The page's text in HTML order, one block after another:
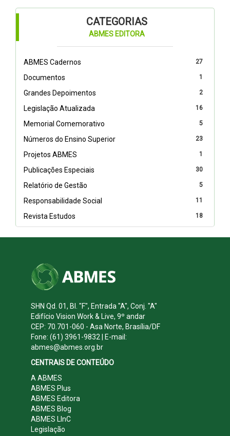
CATEGORIAS
ABMES EDITORA
27
ABMES Cadernos
1
Documentos
2
Grandes Depoimentos
16
Legislação Atualizada
5
Memorial Comemorativo
23
Números do Ensino Superior
1
Projetos ABMES
30
Publicações Especiais
5
Relatório de Gestão
11
Responsabilidade Social
18
Revista Estudos
SHN Qd. 01, Bl. "F", Entrada "A", Conj. "A"
Edifício Vision Work & Live, 9º andar
CEP: 70.701-060 - Asa Norte, Brasília/DF
Fone: (61) 3961-9832 | E-mail:
abmes@abmes.org.br
CENTRAIS DE CONTEÚDO
A ABMES
ABMES Plus
ABMES Editora
ABMES Blog
ABMES LInC
Legislação